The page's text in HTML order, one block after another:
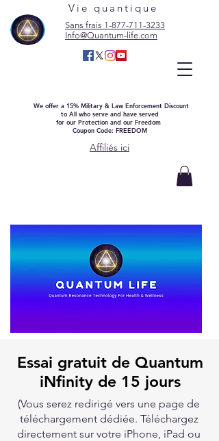
Vie quantique
Sans frais 1-877-711-3233
Info@Quantum-life.com
We offer a 15% Military & Law Enforcement Discount
to All who serve and have served
for our Protection and our Freedom
Coupon Code: FREEDOM
Affiliés ici
Essai gratuit de Quantum
iNfinity de 15 jours
(Vous serez redirigé vers une page de
téléchargement dédiée. Téléchargez
directement sur votre iPhone, iPad ou